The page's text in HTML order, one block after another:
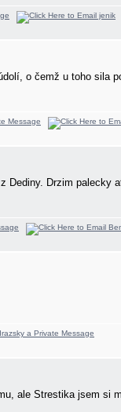
o čemž u toho sila
Drzim palecky
ale Strestika jsem si